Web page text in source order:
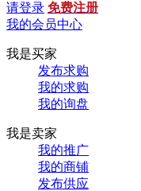
请登录 免费注册
我的会员中心
我是买家
发布求购
我的求购
我的询盘
我是卖家
我的推广
我的商铺
发布供应